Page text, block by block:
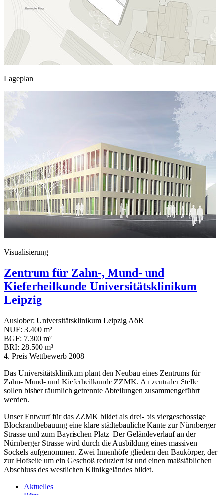
Lageplan
Visualisierung
Zentrum für Zahn-, Mund- und
Kieferheilkunde Universitätsklinikum
Leipzig
Auslober: Universitätsklinikum Leipzig AöR
NUF: 3.400 m²
BGF: 7.300 m²
BRI: 28.500 m³
4. Preis Wettbewerb 2008
Das Universitätsklinikum plant den Neubau eines Zentrums für
Zahn- Mund- und Kieferheilkunde ZZMK. An zentraler Stelle
sollen bisher räumlich getrennte Abteilungen zusammengeführt
werden.
Unser Entwurf für das ZZMK bildet als drei- bis viergeschossige
Blockrandbebauung eine klare städtebauliche Kante zur Nürnberger
Strasse und zum Bayrischen Platz. Der Geländeverlauf an der
Nürnberger Strasse wird durch die Ausbildung eines massiven
Sockels aufgenommen. Zwei Innenhöfe gliedern den Baukörper, der
zur Hofseite um ein Geschoß reduziert ist und einen maßstäblichen
Abschluss des westlichen Klinikgeländes bildet.
Aktuelles